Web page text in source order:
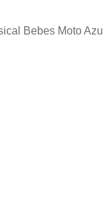
Bebes Moto Azul